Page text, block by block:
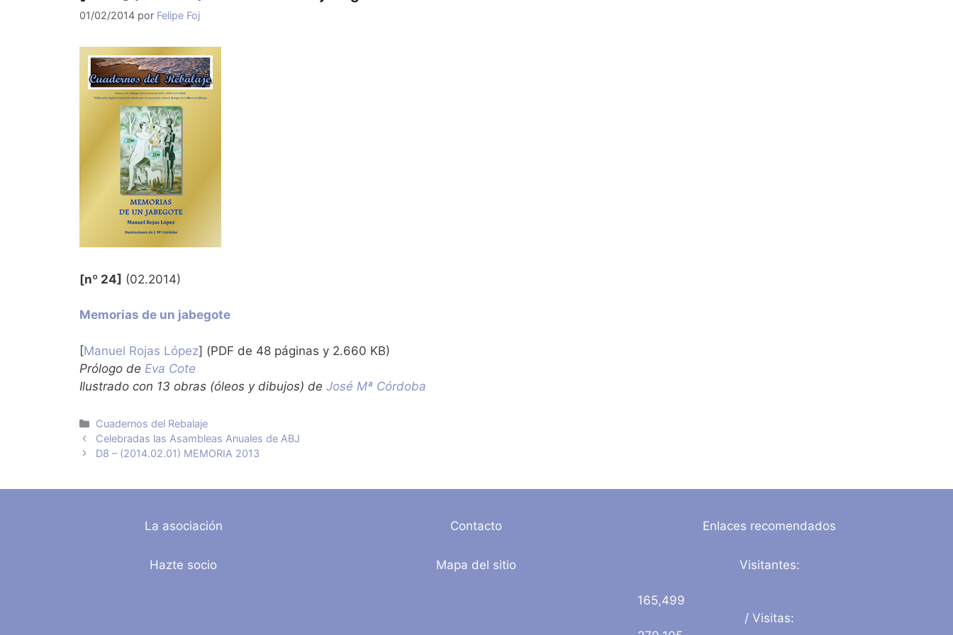
01/02/2014 por Felipe Foj
[nº 24] (02.2014)
Memorias de un jabegote
[Manuel Rojas López] (PDF de 48 páginas y 2.660 KB)
Prólogo de Eva Cote
Ilustrado con 13 obras (óleos y dibujos) de José Mª Córdoba
Categorías
Cuadernos del Rebalaje
Celebradas las Asambleas Anuales de ABJ
D8 – (2014.02.01) MEMORIA 2013
La asociación
Hazte socio
Contacto
Mapa del sitio
Enlaces recomendados
Visitantes:
165,499
/ Visitas: